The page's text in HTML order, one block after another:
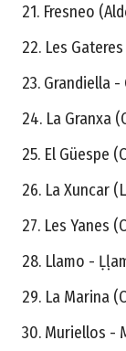
21. Fresneo
22. Les
23. Grandiella
24. La Granxa
25. El Güespe
26. La Xuncar
27. Les Yanes
28. Llamo -
29. La Marina
30. Muriellos -